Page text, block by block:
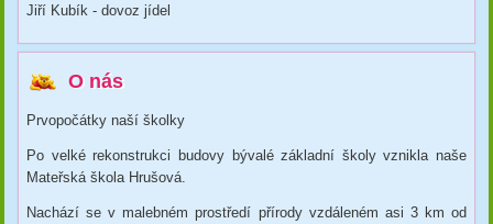
Jiří Kubík - dovoz jídel
O nás
Prvopočátky naší školky
Po velké rekonstrukci budovy bývalé základní školy vznikla naše
Mateřská škola Hrušová.
Nachází se v malebném prostředí přírody vzdáleném asi 3 km od